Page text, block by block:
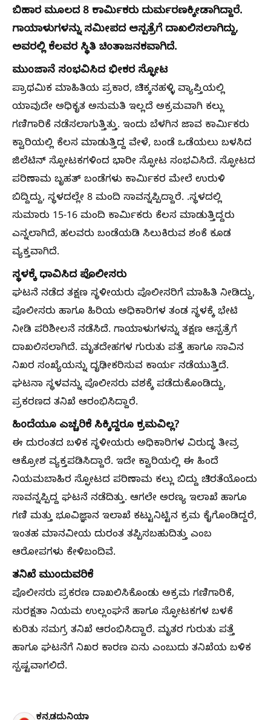
ಬಿಹಾರ ಮೂಲದ 8 ಕಾರ್ಮಿಕರು ದುರ್ಮರಣಕ್ಕೀಡಾಗಿದ್ದಾರೆ.
ಗಾಯಾಳುಗಳನ್ನು ಸಮೀಪದ ಆಸ್ಪತ್ರೆಗೆ ದಾಖಲಿಸಲಾಗಿದ್ದು,
ಅವರಲ್ಲಿ ಕೆಲವರ ಸ್ಥಿತಿ ಚಿಂತಾಜನಕವಾಗಿದೆ.
ಮುಂಜಾನೆ ಸಂಭವಿಸಿದ ಭೀಕರ ಸ್ಫೋಟ
ಪ್ರಾಥಮಿಕ ಮಾಹಿತಿಯ ಪ್ರಕಾರ, ಚಿಕ್ಕನಹಳ್ಳಿ ವ್ಯಾಪ್ತಿಯಲ್ಲಿ
ಯಾವುದೇ ಅಧಿಕೃತ ಅನುಮತಿ ಇಲ್ಲದೆ ಅಕ್ರಮವಾಗಿ ಕಲ್ಲು
ಗಣಿಗಾರಿಕೆ ನಡೆಸಲಾಗುತ್ತಿತ್ತು. ಇಂದು ಬೆಳಗಿನ ಜಾವ ಕಾರ್ಮಿಕರು
ಕ್ವಾರಿಯಲ್ಲಿ ಕೆಲಸ ಮಾಡುತ್ತಿದ್ದ ವೇಳೆ, ಬಂಡೆ ಒಡೆಯಲು ಬಳಸಿದ
ಜಿಲೆಟಿನ್ ಸ್ಫೋಟಕಗಳಿಂದ ಭಾರೀ ಸ್ಫೋಟ ಸಂಭವಿಸಿದೆ. ಸ್ಫೋಟದ
ಪರಿಣಾಮ ಬೃಹತ್ ಬಂಡೆಗಳು ಕಾರ್ಮಿಕರ ಮೇಲೆ ಉರುಳಿ
ಬಿದ್ದಿದ್ದು, ಸ್ಥಳದಲ್ಲೇ 8 ಮಂದಿ ಸಾವನ್ನಪ್ಪಿದ್ದಾರೆ. .ಸ್ಥಳದಲ್ಲಿ
ಸುಮಾರು 15-16 ಮಂದಿ ಕಾರ್ಮಿಕರು ಕೆಲಸ ಮಾಡುತ್ತಿದ್ದರು
ಎನ್ನಲಾಗಿದೆ, ಹಲವರು ಬಂಡೆಯಡಿ ಸಿಲುಕಿರುವ ಶಂಕೆ ಕೂಡ
ವ್ಯಕ್ತವಾಗಿದೆ.
ಸ್ಥಳಕ್ಕೆ ಧಾವಿಸಿದ ಪೊಲೀಸರು
ಘಟನೆ ನಡೆದ ತಕ್ಷಣ ಸ್ಥಳೀಯರು ಪೊಲೀಸರಿಗೆ ಮಾಹಿತಿ ನೀಡಿದ್ದು,
ಪೊಲೀಸರು ಹಾಗೂ ಹಿರಿಯ ಅಧಿಕಾರಿಗಳ ತಂಡ ಸ್ಥಳಕ್ಕೆ ಭೇಟಿ
ನೀಡಿ ಪರಿಶೀಲನೆ ನಡೆಸಿದೆ. ಗಾಯಾಳುಗಳನ್ನು ತಕ್ಷಣ ಆಸ್ಪತ್ರೆಗೆ
ದಾಖಲಿಸಲಾಗಿದೆ. ಮೃತದೇಹಗಳ ಗುರುತು ಪತ್ತೆ ಹಾಗೂ ಸಾವಿನ
ನಿಖರ ಸಂಖ್ಯೆಯನ್ನು ದೃಢೀಕರಿಸುವ ಕಾರ್ಯ ನಡೆಯುತ್ತಿದೆ.
ಘಟನಾ ಸ್ಥಳವನ್ನು ಪೊಲೀಸರು ವಶಕ್ಕೆ ಪಡೆದುಕೊಂಡಿದ್ದು,
ಪ್ರಕರಣದ ತನಿಖೆ ಆರಂಭಿಸಿದ್ದಾರೆ.
ಹಿಂದೆಯೂ ಎಚ್ಚರಿಕೆ ಸಿಕ್ಕಿದ್ದರೂ ಕ್ರಮವಿಲ್ಲ?
ಈ ದುರಂತದ ಬಳಿಕ ಸ್ಥಳೀಯರು ಅಧಿಕಾರಿಗಳ ವಿರುದ್ಧ ತೀವ್ರ
ಆಕ್ರೋಶ ವ್ಯಕ್ತಪಡಿಸಿದ್ದಾರೆ. ಇದೇ ಕ್ವಾರಿಯಲ್ಲಿ ಈ ಹಿಂದೆ
ನಿಯಮಬಾಹಿರ ಸ್ಫೋಟದ ಪರಿಣಾಮ ಕಲ್ಲು ಬಿದ್ದು ಚಿರತೆಯೊಂದು
ಸಾವನ್ನಪ್ಪಿದ್ದ ಘಟನೆ ನಡೆದಿತ್ತು. ಆಗಲೇ ಅರಣ್ಯ ಇಲಾಖೆ ಹಾಗೂ
ಗಣಿ ಮತ್ತು ಭೂವಿಜ್ಞಾನ ಇಲಾಖೆ ಕಟ್ಟುನಿಟ್ಟಿನ ಕ್ರಮ ಕೈಗೊಂಡಿದ್ದರೆ,
ಇಂತಹ ಮಾನವೀಯ ದುರಂತ ತಪ್ಪಿಸಬಹುದಿತ್ತು ಎಂಬ
ಆರೋಪಗಳು ಕೇಳಿಬಂದಿವೆ.
ತನಿಖೆ ಮುಂದುವರಿಕೆ
ಪೊಲೀಸರು ಪ್ರಕರಣ ದಾಖಲಿಸಿಕೊಂಡು ಅಕ್ರಮ ಗಣಿಗಾರಿಕೆ,
ಸುರಕ್ಷತಾ ನಿಯಮ ಉಲ್ಲಂಘನೆ ಹಾಗೂ ಸ್ಫೋಟಕಗಳ ಬಳಕೆ
ಕುರಿತು ಸಮಗ್ರ ತನಿಖೆ ಆರಂಭಿಸಿದ್ದಾರೆ. ಮೃತರ ಗುರುತು ಪತ್ತೆ
ಹಾಗೂ ಘಟನೆಗೆ ನಿಖರ ಕಾರಣ ಏನು ಎಂಬುದು ತನಿಖೆಯ ಬಳಿಕ
ಸ್ಪಷ್ಟವಾಗಲಿದೆ.